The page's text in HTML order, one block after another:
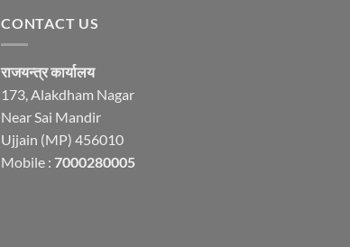
CONTACT US
राजयन्त्र कार्यालय
173, Alakdham Nagar
Near Sai Mandir
Ujjain (MP) 456010
Mobile : 7000280005